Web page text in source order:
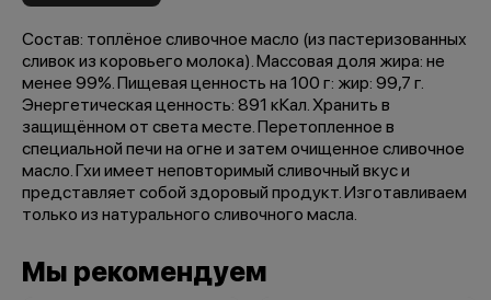
Состав: топлёное сливочное масло (из пастеризованных
сливок из коровьего молока). Массовая доля жира: не
менее 99%. Пищевая ценность на 100 г: жир: 99,7 г.
Энергетическая ценность: 891 кКал. Хранить в
защищённом от света месте. Перетопленное в
специальной печи на огне и затем очищенное сливочное
масло. Гхи имеет неповторимый сливочный вкус и
представляет собой здоровый продукт. Изготавливаем
только из натурального сливочного масла.
Мы рекомендуем